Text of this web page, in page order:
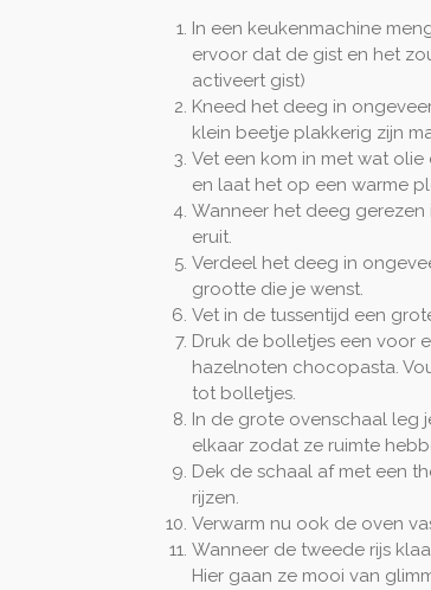
In een keukenmachine
ervoor dat de gist en het
activeert gist)
Kneed het deeg in
klein beetje plakkerig zijn
Vet een kom in met wat
en laat het op een warme
Wanneer het deeg
eruit.
Verdeel het deeg in
grootte die je wenst.
Vet in de tussentijd een
Druk de bolletjes een voor
hazelnoten chocopasta.
tot bolletjes.
In de grote ovenschaal leg
elkaar zodat ze ruimte
Dek de schaal af met een
rijzen.
Verwarm nu ook de oven
Wanneer de tweede rijs
Hier gaan ze mooi van